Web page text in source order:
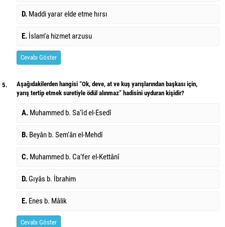
D. Maddi yarar elde etme hırsı
E. İslam’a hizmet arzusu
Cevabı Göster
5.
Aşağıdakilerden hangisi “Ok, deve, at ve kuş yarışlarından başkası için,
yarış tertip etmek suretiyle ödül alınmaz” hadisini uyduran kişidir?
A. Muhammed b. Sa‘îd el-Esedî
B. Beyân b. Sem‘ân el-Mehdî
C. Muhammed b. Ca‘fer el-Kettânî
D.Gıyâs b. İbrahim
E. Enes b. Mâlik
Cevabı Göster